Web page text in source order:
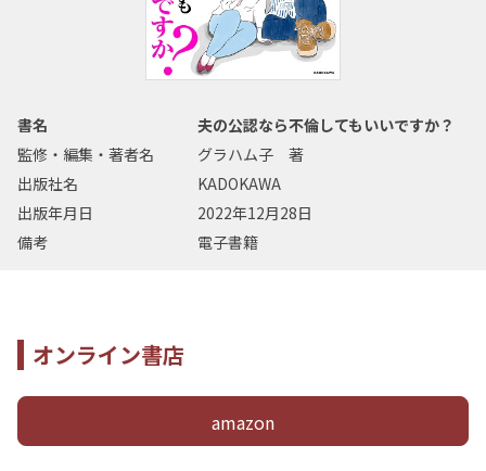
書名
夫の公認なら不倫してもいいですか？
監修・編集・著者名
グラハム子 著
出版社名
KADOKAWA
出版年月日
2022年12月28日
備考
電子書籍
オンライン書店
amazon